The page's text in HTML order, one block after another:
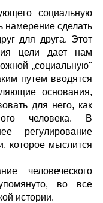
социальную
намерение сделать
для друга. Этот
цели дает нам
„социальную"
путем вводятся
основания,
для него, как
человека. В
регулирование
которое мыслится
человеческого
во все
истории.